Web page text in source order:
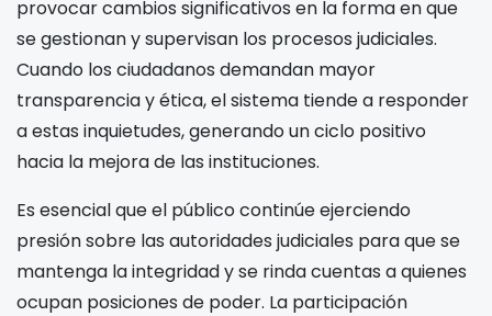
provocar cambios significativos en la forma en que
se gestionan y supervisan los procesos judiciales.
Cuando los ciudadanos demandan mayor
transparencia y ética, el sistema tiende a responder
a estas inquietudes, generando un ciclo positivo
hacia la mejora de las instituciones.
Es esencial que el público continúe ejerciendo
presión sobre las autoridades judiciales para que se
mantenga la integridad y se rinda cuentas a quienes
ocupan posiciones de poder. La participación